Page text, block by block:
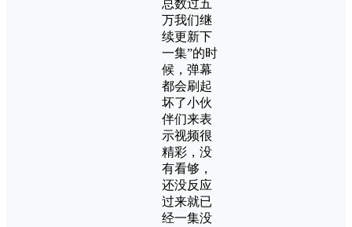
总数过五
万我们继
续更新下
一集‌‌‌‌‌‌‌‌”的时
候，弹幕
都会刷起
坏了小伙
伴们来表
示视频很
精彩，没
有看够，
还没反应
过来就已
经一集没